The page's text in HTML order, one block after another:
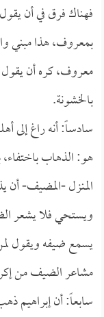
فهناك فرق في أن
بمعروف، هذا مبني
معروف، كره أن يقول
بالخشونة.
سادساً: أنه راغ إلى
هو: الذهاب
المنزل -المضيف-
ويستحي فلا يشعر
يسمع ضيفه ويقول
مشاعر الضيف من
سابعاً: أن إبراهيم